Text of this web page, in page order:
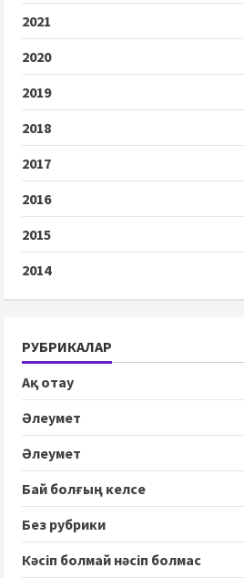
2021
2020
2019
2018
2017
2016
2015
2014
РУБРИКАЛАР
Ақ отау
Әлеумет
Әлеумет
Бай болғың келсе
Без рубрики
Кәсіп болмай нәсіп болмас